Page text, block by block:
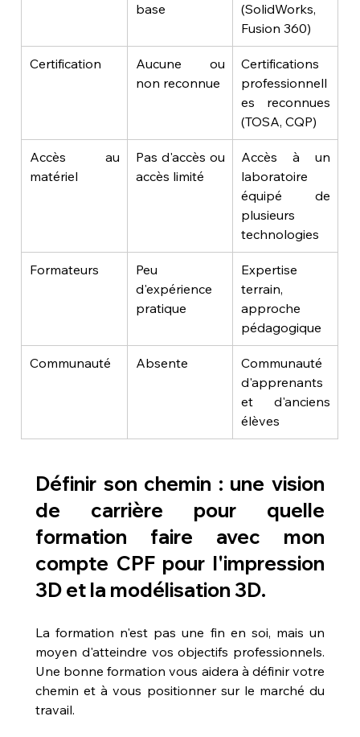
base
(SolidWorks,
Fusion 360)
Certification
Aucune ou
non reconnue
Certifications
professionnell
es reconnues
(TOSA, CQP)
Accès au
matériel
Pas d'accès ou
accès limité
Accès à un
laboratoire
équipé de
plusieurs
technologies
Formateurs
Peu
d'expérience
pratique
Expertise
terrain,
approche
pédagogique
Communauté Absente
Communauté
d'apprenants
et d'anciens
élèves
Définir son chemin : une vision
de carrière pour quelle
formation faire avec mon
compte CPF pour l'impression
3D et la modélisation 3D.
La formation n'est pas une fin en soi, mais un
moyen d'atteindre vos objectifs professionnels.
Une bonne formation vous aidera à définir votre
chemin et à vous positionner sur le marché du
travail.